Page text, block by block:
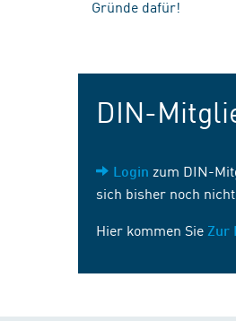
Gründe dafür!
DIN-
Login zum DIN-
sich bisher noch
Hier kommen Sie Zur